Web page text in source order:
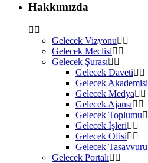
Hakkımızda
Gelecek Vizyonu
Gelecek Meclisi
Gelecek Şurası
Gelecek Daveti
Gelecek Akademisi
Gelecek Medya
Gelecek Ajansı
Gelecek Toplumu
Gelecek İşleri
Gelecek Ofisi
Gelecek Tasavvuru
Gelecek Portalı